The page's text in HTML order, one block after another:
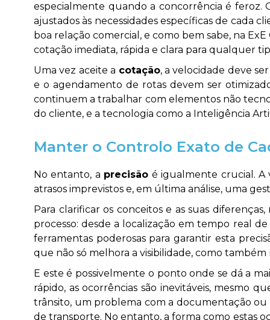
especialmente quando a concorrência é feroz.
ajustados às necessidades específicas de cada
boa relação comercial, e como bem sabe, na
cotação imediata, rápida e clara para qualquer
Uma vez aceite a cotação, a velocidade deve
e o agendamento de rotas devem ser
continuem a trabalhar com elementos não
do cliente, e a tecnologia como a Inteligência
Manter o Controlo Exato de
No entanto, a precisão é igualmente crucial. A
atrasos imprevistos e, em última análise, uma
Para clarificar os conceitos e as suas
processo: desde a localização em tempo real
ferramentas poderosas para garantir esta
que não só melhora a visibilidade, como
E este é possivelmente o ponto onde se dá a
rápido, as ocorrências são inevitáveis, mesmo
trânsito, um problema com a documentação
de transporte. No entanto, a forma como estas